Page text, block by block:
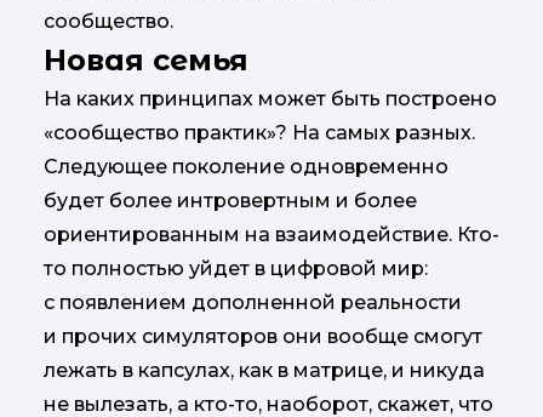
сообщество.
Новая семья
На каких принципах может быть построено
«сообщество практик»? На самых разных.
Следующее поколение одновременно
будет более интровертным и более
ориентированным на взаимодействие. Кто-
то полностью уйдет в цифровой мир:
с появлением дополненной реальности
и прочих симуляторов они вообще смогут
лежать в капсулах, как в матрице, и никуда
не вылезать, а кто-то, наоборот, скажет, что